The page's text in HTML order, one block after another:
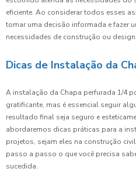
eficiente. Ao considerar todos esses
tomar uma decisão informada e fazer
necessidades de construção ou design.
Dicas de Instalação da
A instalação da Chapa perfurada 1/4
gratificante, mas é essencial seguir
resultado final seja seguro e
abordaremos dicas práticas para a
projetos, sejam eles na construção
passo a passo o que você precisa
sucedida.